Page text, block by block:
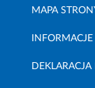
MAPA
DEKLARACJA